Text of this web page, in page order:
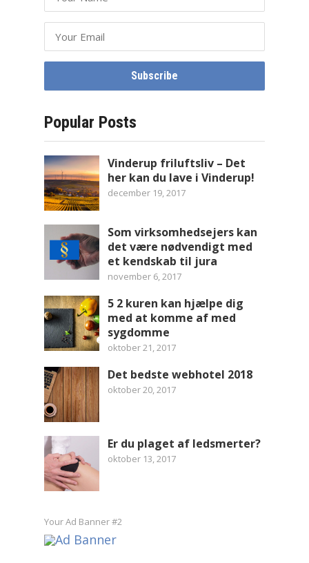
Popular Posts
Vinderup friluftsliv – Det
her kan du lave i Vinderup!
december 19, 2017
Som virksomhedsejers kan
det være nødvendigt med
et kendskab til jura
november 6, 2017
5 2 kuren kan hjælpe dig
med at komme af med
sygdomme
oktober 21, 2017
Det bedste webhotel 2018
oktober 20, 2017
Er du plaget af ledsmerter?
oktober 13, 2017
Your Ad Banner #2